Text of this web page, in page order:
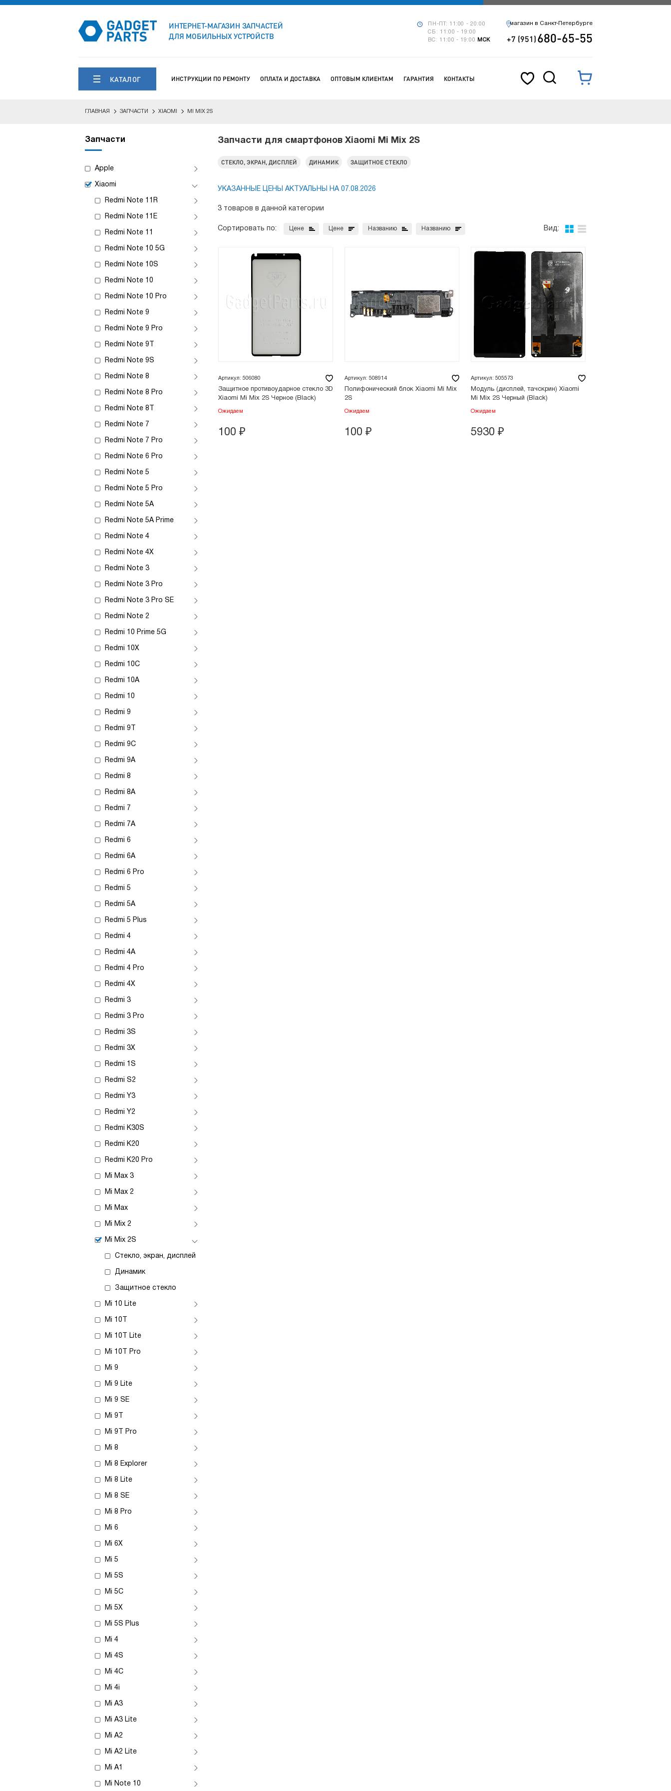
ИНТЕРНЕТ-МАГАЗИН ЗАПЧАСТЕЙ
ДЛЯ МОБИЛЬНЫХ УСТРОЙСТВ
ПН-ПТ: 11:00 - 20:00
СБ: 11:00 - 19:00
ВС: 11:00 - 19:00
МСК
магазин в Санкт-Петербурге
+7 (951)680-65-55
КАТАЛОГ ИНСТРУКЦИИ ПО РЕМОНТУ ОПЛАТА И ДОСТАВКА ОПТОВЫМ КЛИЕНТАМ ГАРАНТИЯ КОНТАКТЫ
ГЛАВНАЯ ЗАПЧАСТИ XIAOMI MI MIX 2S
Запчасти
Apple
Xiaomi
Redmi Note 11R
Redmi Note 11E
Redmi Note 11
Redmi Note 10 5G
Redmi Note 10S
Redmi Note 10
Redmi Note 10 Pro
Redmi Note 9
Redmi Note 9 Pro
Redmi Note 9T
Redmi Note 9S
Redmi Note 8
Redmi Note 8 Pro
Redmi Note 8T
Redmi Note 7
Redmi Note 7 Pro
Redmi Note 6 Pro
Redmi Note 5
Redmi Note 5 Pro
Redmi Note 5A
Redmi Note 5A Prime
Redmi Note 4
Redmi Note 4X
Redmi Note 3
Redmi Note 3 Pro
Redmi Note 3 Pro SE
Redmi Note 2
Redmi 10 Prime 5G
Redmi 10X
Redmi 10C
Redmi 10A
Redmi 10
Redmi 9
Redmi 9T
Redmi 9C
Redmi 9A
Redmi 8
Redmi 8A
Redmi 7
Redmi 7A
Redmi 6
Redmi 6A
Redmi 6 Pro
Redmi 5
Redmi 5A
Redmi 5 Plus
Redmi 4
Redmi 4A
Redmi 4 Pro
Redmi 4X
Redmi 3
Redmi 3 Pro
Redmi 3S
Redmi 3X
Redmi 1S
Redmi S2
Redmi Y3
Redmi Y2
Redmi K30S
Redmi K20
Redmi K20 Pro
Mi Max 3
Mi Max 2
Mi Max
Mi Mix 2
Mi Mix 2S
Стекло, экран, дисплей
Динамик
Защитное стекло
Mi 10 Lite
Mi 10T
Mi 10T Lite
Mi 10T Pro
Mi 9
Mi 9 Lite
Mi 9 SE
Mi 9T
Mi 9T Pro
Mi 8
Mi 8 Explorer
Mi 8 Lite
Mi 8 SE
Mi 8 Pro
Mi 6
Mi 6X
Mi 5
Mi 5S
Mi 5C
Mi 5X
Mi 5S Plus
Mi 4
Mi 4S
Mi 4C
Mi 4i
Mi A3
Mi A3 Lite
Mi A2
Mi A2 Lite
Mi A1
Mi Note 10
Запчасти для смартфонов Xiaomi Mi Mix 2S
СТЕКЛО, ЭКРАН, ДИСПЛЕЙ ДИНАМИК ЗАЩИТНОЕ СТЕКЛО
УКАЗАННЫЕ ЦЕНЫ АКТУАЛЬНЫ НА 07.08.2026
3 товаров в данной категории
Вид:
Сортировать по: Цене Цене Названию Названию
Артикул: 506080
Защитное противоударное стекло 3D
Xiaomi Mi Mix 2S Черное (Black)
Ожидаем
100 ₽
Артикул: 508914
Полифонический блок Xiaomi Mi Mix
2S
Ожидаем
100 ₽
Артикул: 505573
Модуль (дисплей, тачскрин) Xiaomi
Mi Mix 2S Черный (Black)
Ожидаем
5930 ₽